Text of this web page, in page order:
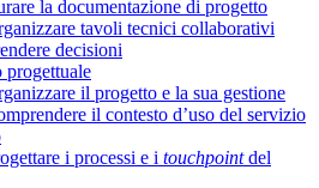
la documentazione di progetto
tavoli tecnici collaborativi
decisioni
progettuale
il progetto e la sua gestione
il contesto d’uso del servizio
i processi e i touchpointdel